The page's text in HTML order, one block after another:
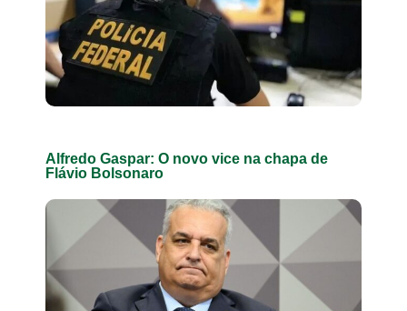
Alfredo Gaspar: O novo vice na chapa de
Flávio Bolsonaro